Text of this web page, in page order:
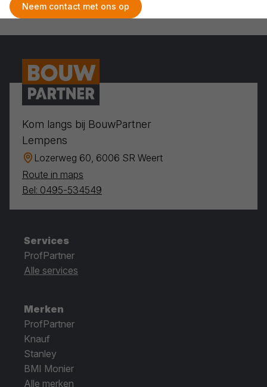
Neem contact met ons op
Kom langs bij BouwPartner
Lempens
Lozerweg 60, 6006 SR Weert
Route in maps
Bel: 0495-534549
Services
ProfPartner
Alle services
Merken
ProfPartner
Knauf
Stanley
BMI Monier
Alle merken